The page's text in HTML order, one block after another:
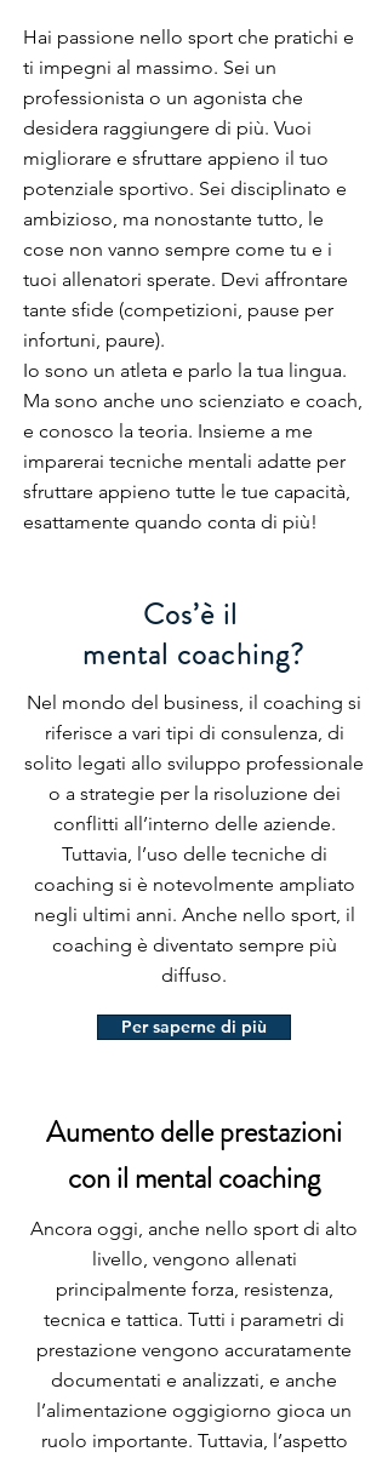
Hai passione nello sport che pratichi e
ti impegni al massimo. Sei un
professionista o un agonista che
desidera raggiungere di più. Vuoi
migliorare e sfruttare appieno il tuo
potenziale sportivo. Sei disciplinato e
ambizioso, ma nonostante tutto, le
cose non vanno sempre come tu e i
tuoi allenatori sperate. Devi affrontare
tante sfide (competizioni, pause per
infortuni, paure).
Io sono un atleta e parlo la tua lingua.
Ma sono anche uno scienziato e coach,
e conosco la teoria. Insieme a me
imparerai tecniche mentali adatte per
sfruttare appieno tutte le tue capacità,
esattamente quando conta di più!
Cos’è il
mental coaching?
Nel mondo del business, il coaching si
riferisce a vari tipi di consulenza, di
solito legati allo sviluppo professionale
o a strategie per la risoluzione dei
conflitti all’interno delle aziende.
Tuttavia, l’uso delle tecniche di
coaching si è notevolmente ampliato
negli ultimi anni. Anche nello sport, il
coaching è diventato sempre più
diffuso.
Per saperne di più
Aumento delle prestazioni
con il mental coaching
Ancora oggi, anche nello sport di alto
livello, vengono allenati
principalmente forza, resistenza,
tecnica e tattica. Tutti i parametri di
prestazione vengono accuratamente
documentati e analizzati, e anche
l’alimentazione oggigiorno gioca un
ruolo importante. Tuttavia, l’aspetto